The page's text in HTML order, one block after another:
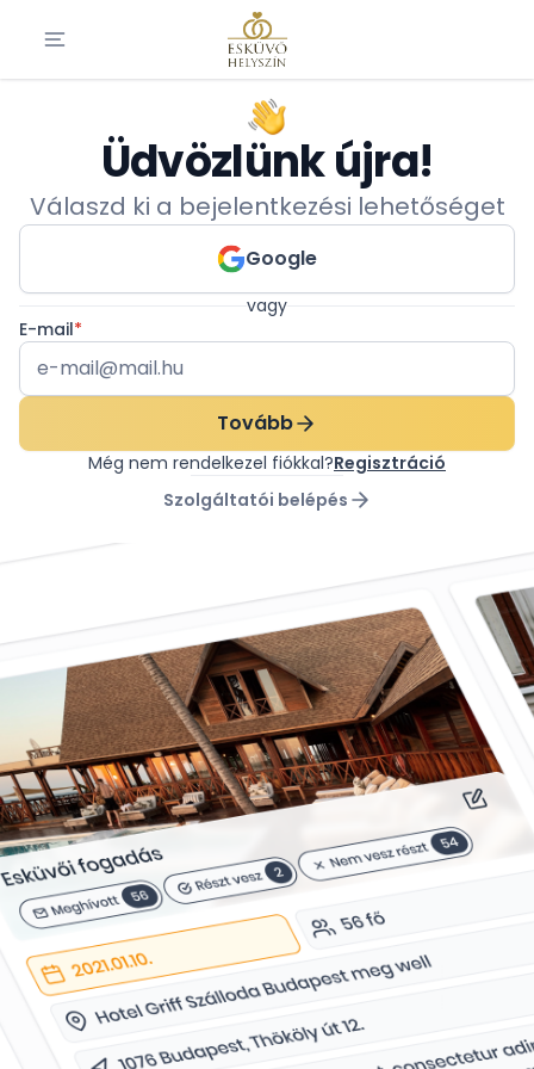
Üdvözlünk újra!
Válaszd ki a bejelentkezési lehetőséget
Google
vagy
E-mail*
Tovább
Még nem rendelkezel fiókkal?Regisztráció
Szolgáltatói belépés